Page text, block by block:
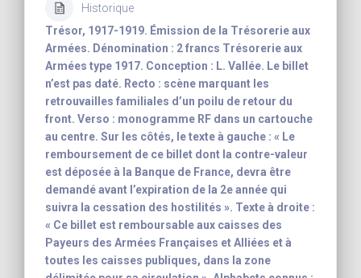
Historique
Trésor, 1917-1919. Émission de la Trésorerie aux
Armées. Dénomination : 2 francs Trésorerie aux
Armées type 1917. Conception : L. Vallée. Le billet
n’est pas daté. Recto : scène marquant les
retrouvailles familiales d’un poilu de retour du
front. Verso : monogramme RF dans un cartouche
au centre. Sur les côtés, le texte à gauche : « Le
remboursement de ce billet dont la contre-valeur
est déposée à la Banque de France, devra être
demandé avant l’expiration de la 2e année qui
suivra la cessation des hostilités ». Texte à droite :
« Ce billet est remboursable aux caisses des
Payeurs des Armées Françaises et Alliées et à
toutes les caisses publiques, dans la zone